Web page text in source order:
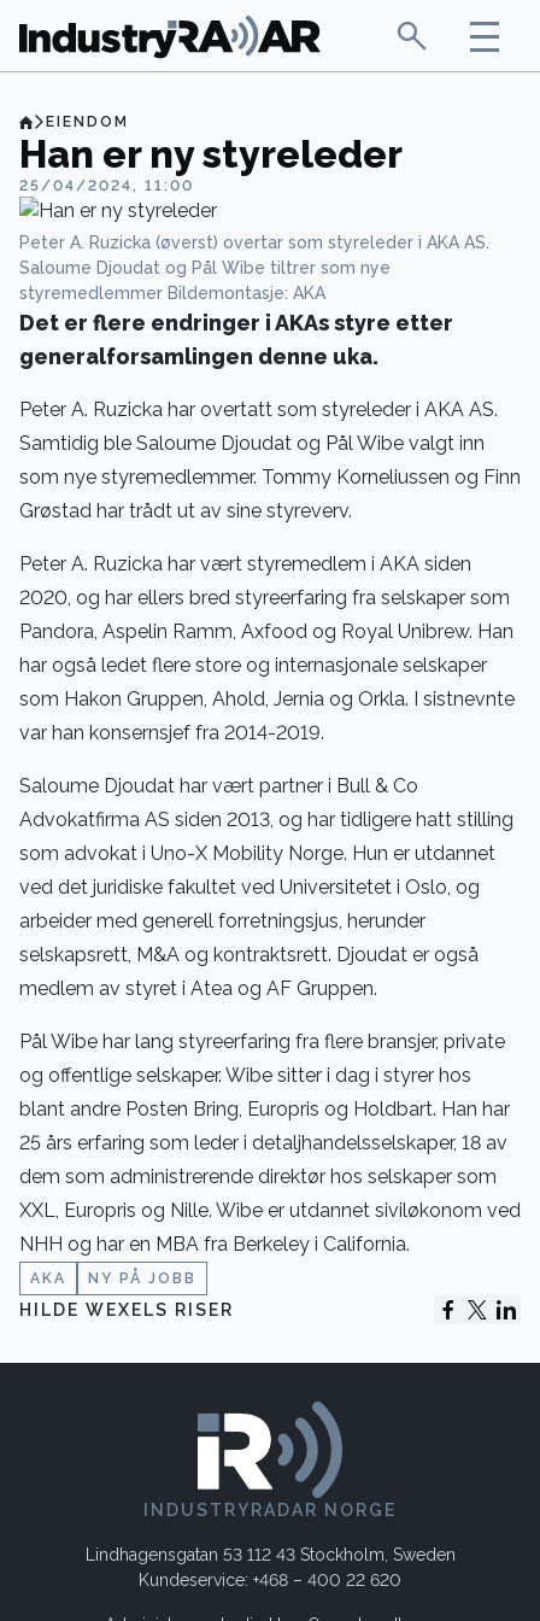
EIENDOM
Han er ny styreleder
25/04/2024, 11:00
Peter A. Ruzicka (øverst) overtar som styreleder i AKA AS.
Saloume Djoudat og Pål Wibe tiltrer som nye
styremedlemmer Bildemontasje: AKA
Det er flere endringer i AKAs styre etter
generalforsamlingen denne uka.
Peter A. Ruzicka har overtatt som styreleder i AKA AS.
Samtidig ble Saloume Djoudat og Pål Wibe valgt inn
som nye styremedlemmer. Tommy Korneliussen og Finn
Grøstad har trådt ut av sine styreverv.
Peter A. Ruzicka har vært styremedlem i AKA siden
2020, og har ellers bred styreerfaring fra selskaper som
Pandora, Aspelin Ramm, Axfood og Royal Unibrew. Han
har også ledet flere store og internasjonale selskaper
som Hakon Gruppen, Ahold, Jernia og Orkla. I sistnevnte
var han konsernsjef fra 2014-2019.
Saloume Djoudat har vært partner i Bull & Co
Advokatfirma AS siden 2013, og har tidligere hatt stilling
som advokat i Uno-X Mobility Norge. Hun er utdannet
ved det juridiske fakultet ved Universitetet i Oslo, og
arbeider med generell forretningsjus, herunder
selskapsrett, M&A og kontraktsrett. Djoudat er også
medlem av styret i Atea og AF Gruppen.
Pål Wibe har lang styreerfaring fra flere bransjer, private
og offentlige selskaper. Wibe sitter i dag i styrer hos
blant andre Posten Bring, Europris og Holdbart. Han har
25 års erfaring som leder i detaljhandelsselskaper, 18 av
dem som administrerende direktør hos selskaper som
XXL, Europris og Nille. Wibe er utdannet siviløkonom ved
NHH og har en MBA fra Berkeley i California.
AKA NY PÅ JOBB
HILDE WEXELS RISER
INDUSTRYRADAR NORGE
Lindhagensgatan 53 112 43 Stockholm, Sweden
Kundeservice: +468 – 400 22 620